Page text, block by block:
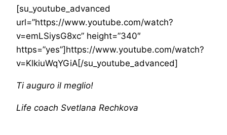
[su_youtube_advanced
url=”https://www.youtube.com/watch?
v=emLSiysG8xc” height=”340″
https=”yes”]https://www.youtube.com/watch?
v=KlkiuWqYGiA[/su_youtube_advanced]
Ti auguro il meglio!
Life coach Svetlana Rechkova